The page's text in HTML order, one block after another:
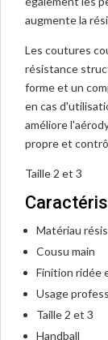
augmente la
Les coutures
résistance
forme et un
en cas
améliore
propre et
Taille 2 et 3
Matériau
Cousu main
Finition ridée
Usage
Taille 2 et 3
Handball